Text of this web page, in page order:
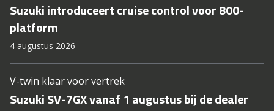
Suzuki introduceert cruise control voor 800-
platform
4 augustus 2026
V-twin klaar voor vertrek
Suzuki SV-7GX vanaf 1 augustus bij de dealer